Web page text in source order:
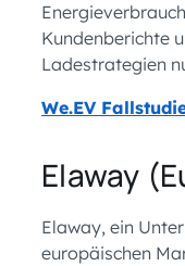
Kundenberichte
Ladestrategien
We.EV
Elaway
Elaway, ein
europäischen